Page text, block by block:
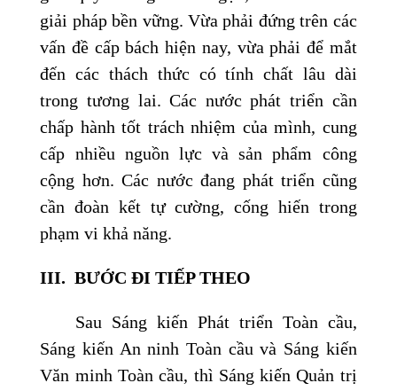
giải pháp bền vững. Vừa phải đứng trên các
vấn đề cấp bách hiện nay, vừa phải để mắt
đến các thách thức có tính chất lâu dài
trong tương lai. Các nước phát triển cần
chấp hành tốt trách nhiệm của mình, cung
cấp nhiều nguồn lực và sản phẩm công
cộng hơn. Các nước đang phát triển cũng
cần đoàn kết tự cường, cống hiến trong
phạm vi khả năng.
III.BƯỚC ĐI TIẾP THEO
Sau Sáng kiến Phát triển Toàn cầu,
Sáng kiến An ninh Toàn cầu và Sáng kiến
Văn minh Toàn cầu, thì Sáng kiến Quản trị